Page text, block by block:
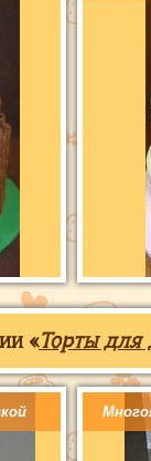
«Торты для